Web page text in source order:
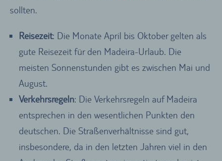
sollten.
Reisezeit: Die Monate April bis Oktober gelten als
gute Reisezeit für den Madeira-Urlaub. Die
meisten Sonnenstunden gibt es zwischen Mai und
August.
Verkehrsregeln: Die Verkehrsregeln auf Madeira
entsprechen in den wesentlichen Punkten den
deutschen. Die Straßenverhältnisse sind gut,
insbesondere, da in den letzten Jahren viel in den